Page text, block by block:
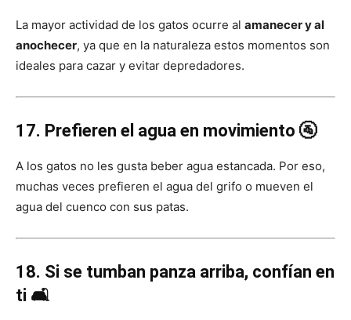
La mayor actividad de los gatos ocurre al amanecer y al
anochecer, ya que en la naturaleza estos momentos son
ideales para cazar y evitar depredadores.
17. Prefieren el agua en movimiento 🚰
A los gatos no les gusta beber agua estancada. Por eso,
muchas veces prefieren el agua del grifo o mueven el
agua del cuenco con sus patas.
18. Si se tumban panza arriba, confían en
ti 🛋️